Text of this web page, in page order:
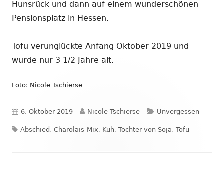
Hunsrück und dann auf einem wunderschönen
Pensionsplatz in Hessen.
Tofu verunglückte Anfang Oktober 2019 und
wurde nur 3 1/2 Jahre alt.
Foto: Nicole Tschierse
Veröffentlicht
am
6. Oktober 2019 Autor
Nicole Tschierse Kategorien
Unvergessen
Schlagwörter
Abschied , Charolais-Mix, Kuh, Tochter von Soja, Tofu